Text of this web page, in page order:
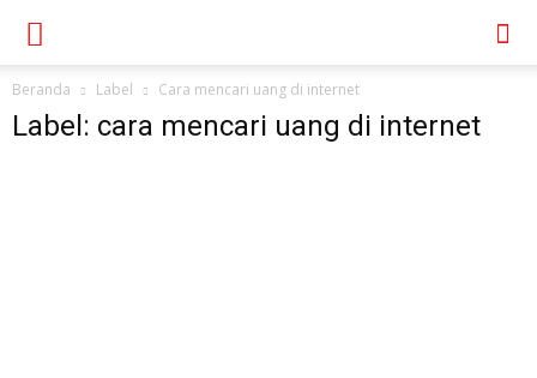
Beranda Label Cara mencari uang di internet
Label: cara mencari uang di internet